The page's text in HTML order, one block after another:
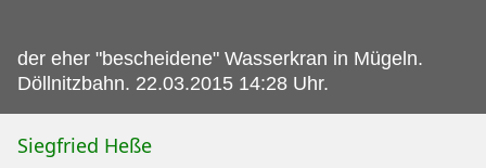
der eher "bescheidene" Wasserkran in Mügeln.
Döllnitzbahn. 22.03.2015 14:28 Uhr.
Siegfried Heße